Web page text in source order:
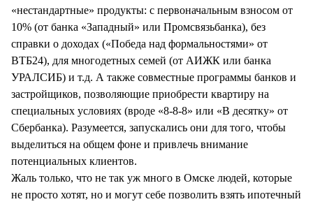
«нестандартные» продукты: с первоначальным взносом от
10% (от банка «Западный» или Промсвязьбанка), без
справки о доходах («Победа над формальностями» от
ВТБ24), для многодетных семей (от АИЖК или банка
УРАЛСИБ) и т.д. А также совместные программы банков и
застройщиков, позволяющие приобрести квартиру на
специальных условиях (вроде «8-8-8» или «В десятку» от
Сбербанка). Разумеется, запускались они для того, чтобы
выделиться на общем фоне и привлечь внимание
потенциальных клиентов.
Жаль только, что не так уж много в Омске людей, которые
не просто хотят, но и могут себе позволить взять ипотечный